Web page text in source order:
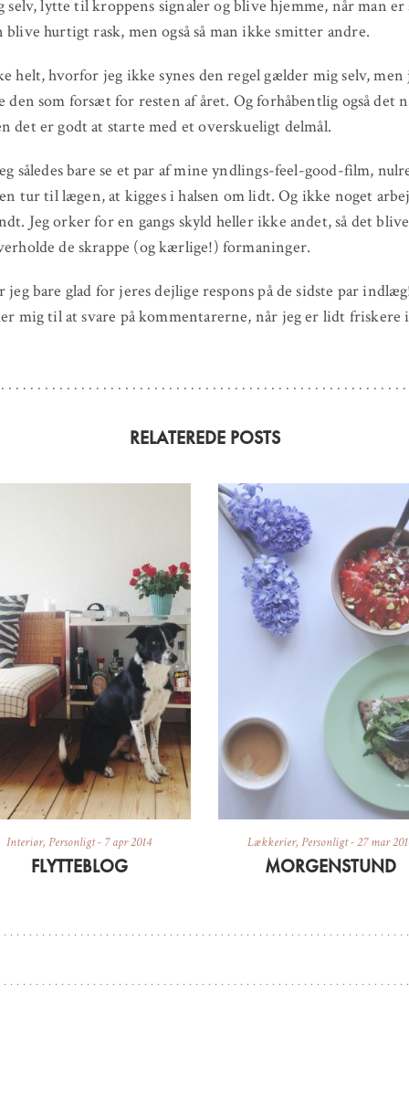
selv, lytte til kroppens signaler og blive hjemme, når man er
blive hurtigt rask, men også så man ikke smitter andre.
helt, hvorfor jeg ikke synes den regel gælder mig selv,
den som forsæt for resten af året. Og forhåbentlig også det
det er godt at starte med et overskueligt delmål.
således bare se et par af mine yndlings-feel-good-film,
tur til lægen, at kigges i halsen om lidt. Og ikke noget
Jeg orker for en gangs skyld heller ikke andet, så det
de skrappe (og kærlige!) formaninger.
jeg bare glad for jeres dejlige respons på de sidste par
mig til at svare på kommentarerne, når jeg er lidt friskere
RELATEREDE POSTS
Interiør, Personligt- 7 apr 2014
FLYTTEBLOG
Lækkerier, Personligt-27 mar
MORGENSTUND